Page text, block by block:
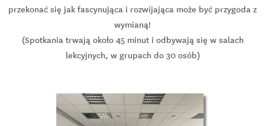
przekonać się jak fascynująca i rozwijająca może być przygoda z
wymianą!
(Spotkania trwają około 45 minut i odbywają się w salach
lekcyjnych, w grupach do 30 osób)